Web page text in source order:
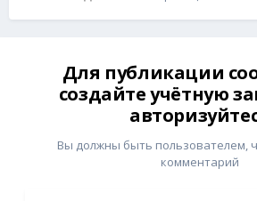
Для публикации
создайте учётную
Вы должны быть пользователем,
комментарий